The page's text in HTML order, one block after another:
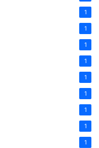
1
1
1
1
1
1
1
1
1